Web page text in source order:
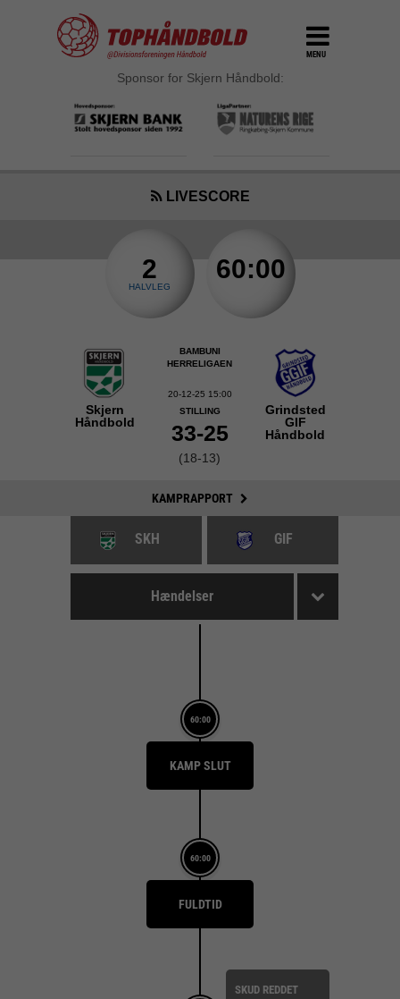
MENU
Sponsor for Skjern Håndbold:
LIVESCORE
2
HALVLEG
60:00
Skjern
Håndbold
BAMBUNI
HERRELIGAEN
20-12-25 15:00
STILLING
33-25
(18-13)
Grindsted
GIF
Håndbold
KAMPRAPPORT
SKH GIF
Hændelser
60:00
KAMP SLUT
60:00
FULDTID
SKUD REDDET